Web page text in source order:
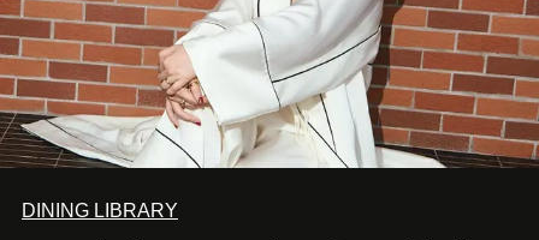
DINING LIBRARY